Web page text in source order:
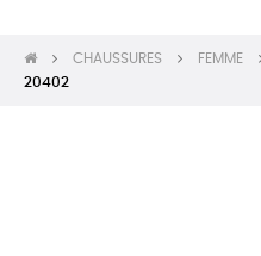
CHAUSSURES FEMME
20402